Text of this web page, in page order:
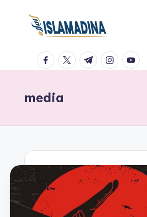
facebook.com
twitter.com
t.me
media